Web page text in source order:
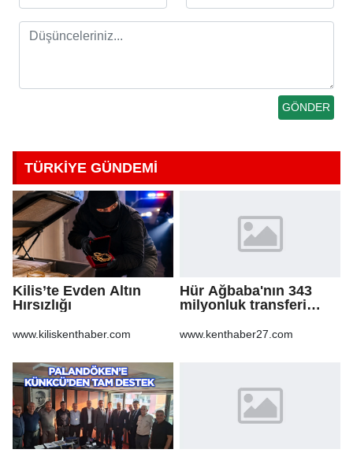
TÜRKİYE GÜNDEMİ
Kilis’te Evden Altın
Hırsızlığı
www.kiliskenthaber.com
Hür Ağbaba'nın 343
milyonluk transferi
Ağbaba'ya milyonlar
www.kenthaber27.com